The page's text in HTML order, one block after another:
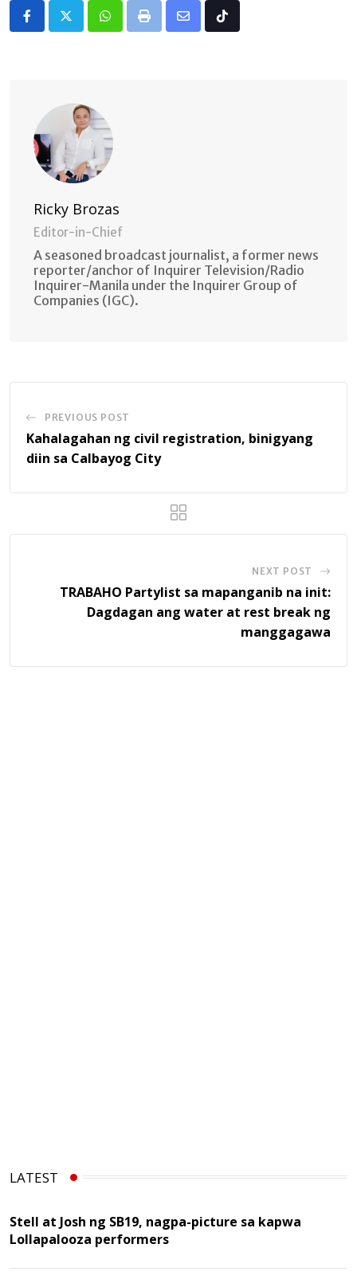
Whatsapp
Print
Share Tiktok
Ricky Brozas
Editor-in-Chief
A seasoned broadcast journalist, a former news
reporter/anchor of Inquirer Television/Radio
Inquirer-Manila under the Inquirer Group of
Companies (IGC).
PREVIOUS POST
Kahalagahan ng civil registration, binigyang
diin sa Calbayog City
NEXT POST
TRABAHO Partylist sa mapanganib na init:
Dagdagan ang water at rest break ng
manggagawa
LATEST
Stell at Josh ng SB19, nagpa-picture sa kapwa
Lollapalooza performers